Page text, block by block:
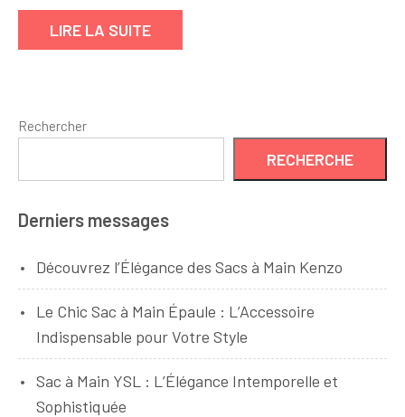
Style
ÉlégantLIRE LA SUITE
Rechercher
RECHERCHE
Derniers messages
Découvrez l’Élégance des Sacs à Main Kenzo
Le Chic Sac à Main Épaule : L’Accessoire
Indispensable pour Votre Style
Sac à Main YSL : L’Élégance Intemporelle et
Sophistiquée